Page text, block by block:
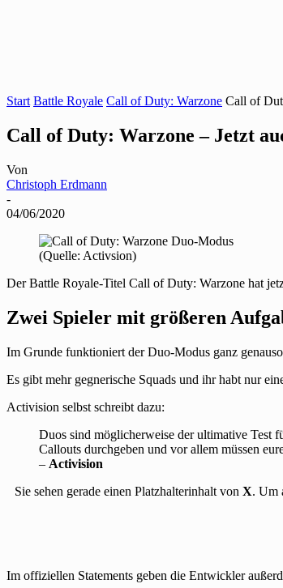
Start Battle Royale Call of Duty: Warzone Call of
Call of Duty: Warzone – Jetzt
Von
Christoph Erdmann
-
04/06/2020
(Quelle: Activsion)
Der Battle Royale-Titel Call of Duty: Warzone hat
Zwei Spieler mit größeren
Im Grunde funktioniert der Duo-Modus ganz
Es gibt mehr gegnerische Squads und ihr habt nur
Activision selbst schreibt dazu:
Duos sind möglicherweise der ultimative Test
Callouts durchgeben und vor allem müssen
– Activision
Sie sehen gerade einen Platzhalterinhalt von X. Um
Im offiziellen Statements geben die Entwickler